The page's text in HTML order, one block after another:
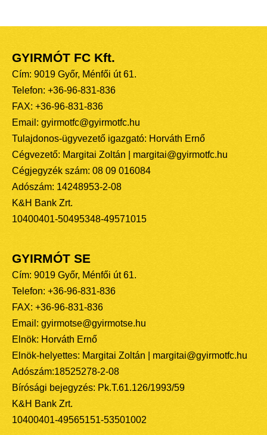
GYIRMÓT FC Kft.
Cím: 9019 Győr, Ménfői út 61.
Telefon: +36-96-831-836
FAX: +36-96-831-836
Email: gyirmotfc@gyirmotfc.hu
Tulajdonos-ügyvezető igazgató: Horváth Ernő
Cégvezető: Margitai Zoltán | margitai@gyirmotfc.hu
Cégjegyzék szám: 08 09 016084
Adószám: 14248953-2-08
K&H Bank Zrt.
10400401-50495348-49571015
GYIRMÓT SE
Cím: 9019 Győr, Ménfői út 61.
Telefon: +36-96-831-836
FAX: +36-96-831-836
Email: gyirmotse@gyirmotse.hu
Elnök: Horváth Ernő
Elnök-helyettes: Margitai Zoltán | margitai@gyirmotfc.hu
Adószám:18525278-2-08
Bírósági bejegyzés: Pk.T.61.126/1993/59
K&H Bank Zrt.
10400401-49565151-53501002